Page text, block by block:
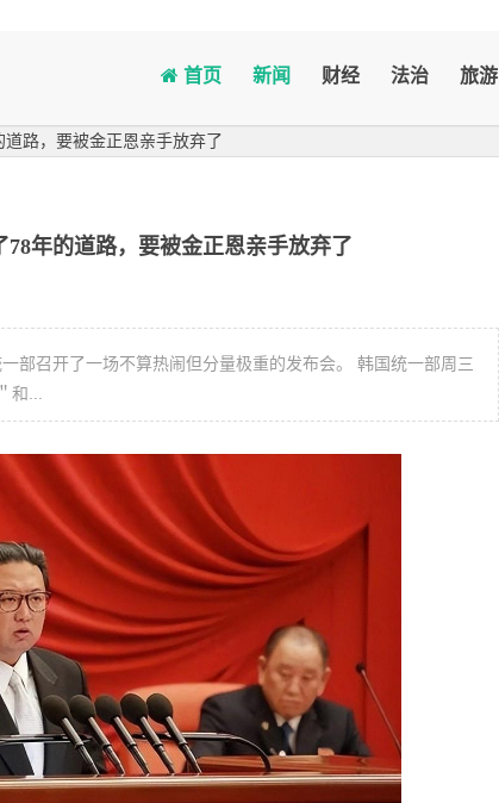
首页 新闻 财经 法治 旅游
路，要被金正恩亲手放弃了
年的道路，要被金正恩亲手放弃了
部召开了一场不算热闹但分量极重的发布会。 韩国统一部周三
和...